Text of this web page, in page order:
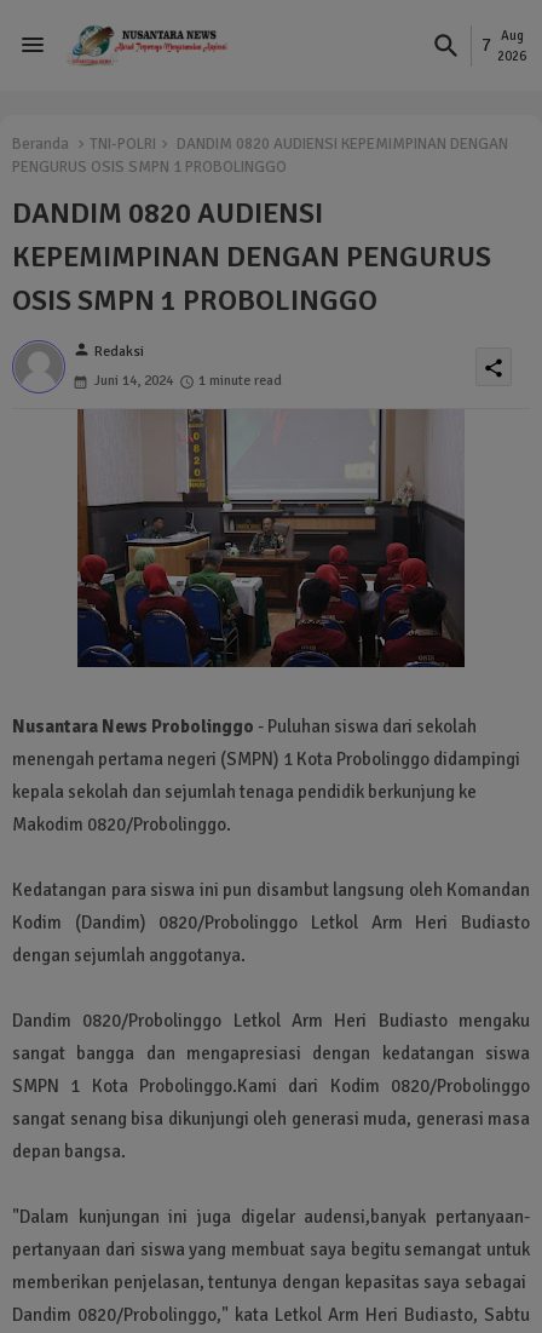
7
Aug
2026
Beranda TNI-POLRI
DANDIM 0820 AUDIENSI KEPEMIMPINAN DENGAN
PENGURUS OSIS SMPN 1 PROBOLINGGO
DANDIM 0820 AUDIENSI
KEPEMIMPINAN DENGAN PENGURUS
OSIS SMPN 1 PROBOLINGGO
person Redaksi
Juni 14, 2024
1 minute read
share
Nusantara News Probolinggo - Puluhan siswa dari sekolah
menengah pertama negeri (SMPN) 1 Kota Probolinggo didampingi
kepala sekolah dan sejumlah tenaga pendidik berkunjung ke
Makodim 0820/Probolinggo.
Kedatangan para siswa ini pun disambut langsung oleh Komandan
Kodim (Dandim) 0820/Probolinggo Letkol Arm Heri Budiasto
dengan sejumlah anggotanya.
Dandim 0820/Probolinggo Letkol Arm Heri Budiasto mengaku
sangat bangga dan mengapresiasi dengan kedatangan siswa
SMPN 1 Kota Probolinggo.Kami dari Kodim 0820/Probolinggo
sangat senang bisa dikunjungi oleh generasi muda, generasi masa
depan bangsa.
"Dalam kunjungan ini juga digelar audensi,banyak pertanyaan-
pertanyaan dari siswa yang membuat saya begitu semangat untuk
memberikan penjelasan, tentunya dengan kepasitas saya sebagai
Dandim 0820/Probolinggo," kata Letkol Arm Heri Budiasto, Sabtu